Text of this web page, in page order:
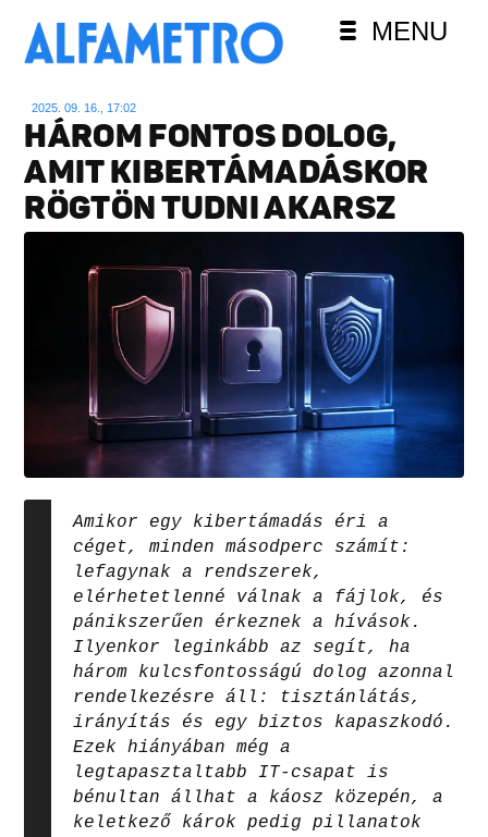
MENU
2025. 09. 16., 17:02
HÁROM FONTOS DOLOG,
AMIT KIBERTÁMADÁSKOR
RÖGTÖN TUDNI AKARSZ
Amikor egy kibertámadás éri a
céget, minden másodperc számít:
lefagynak a rendszerek,
elérhetetlenné válnak a fájlok, és
pánikszerűen érkeznek a hívások.
Ilyenkor leginkább az segít, ha
három kulcsfontosságú dolog azonnal
rendelkezésre áll: tisztánlátás,
irányítás és egy biztos kapaszkodó.
Ezek hiányában még a
legtapasztaltabb IT-csapat is
bénultan állhat a káosz közepén, a
keletkező károk pedig pillanatok